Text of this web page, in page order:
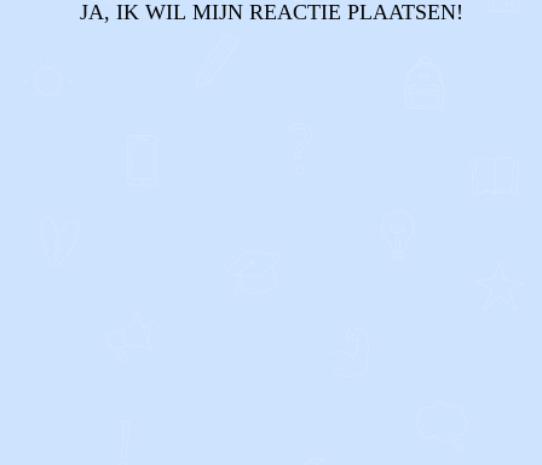
JA, IK WIL MIJN REACTIE PLAATSEN!